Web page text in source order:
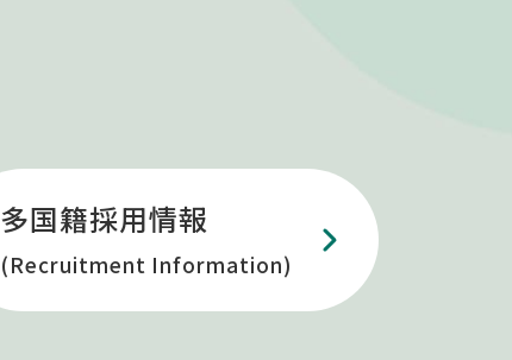
多国籍採用情報
(Recruitment Information)